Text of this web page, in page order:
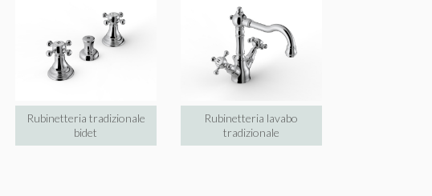
Rubinetteria tradizionale
bidet
Rubinetteria lavabo
tradizionale